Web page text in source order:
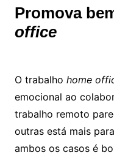
Promova
office
O trabalho home
emocional ao
trabalho remoto
outras está mais
ambos os casos é